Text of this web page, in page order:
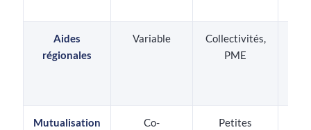
Aides
régionales
Variable
Collectivités,
PME
Mutualisation
Co-
Petites